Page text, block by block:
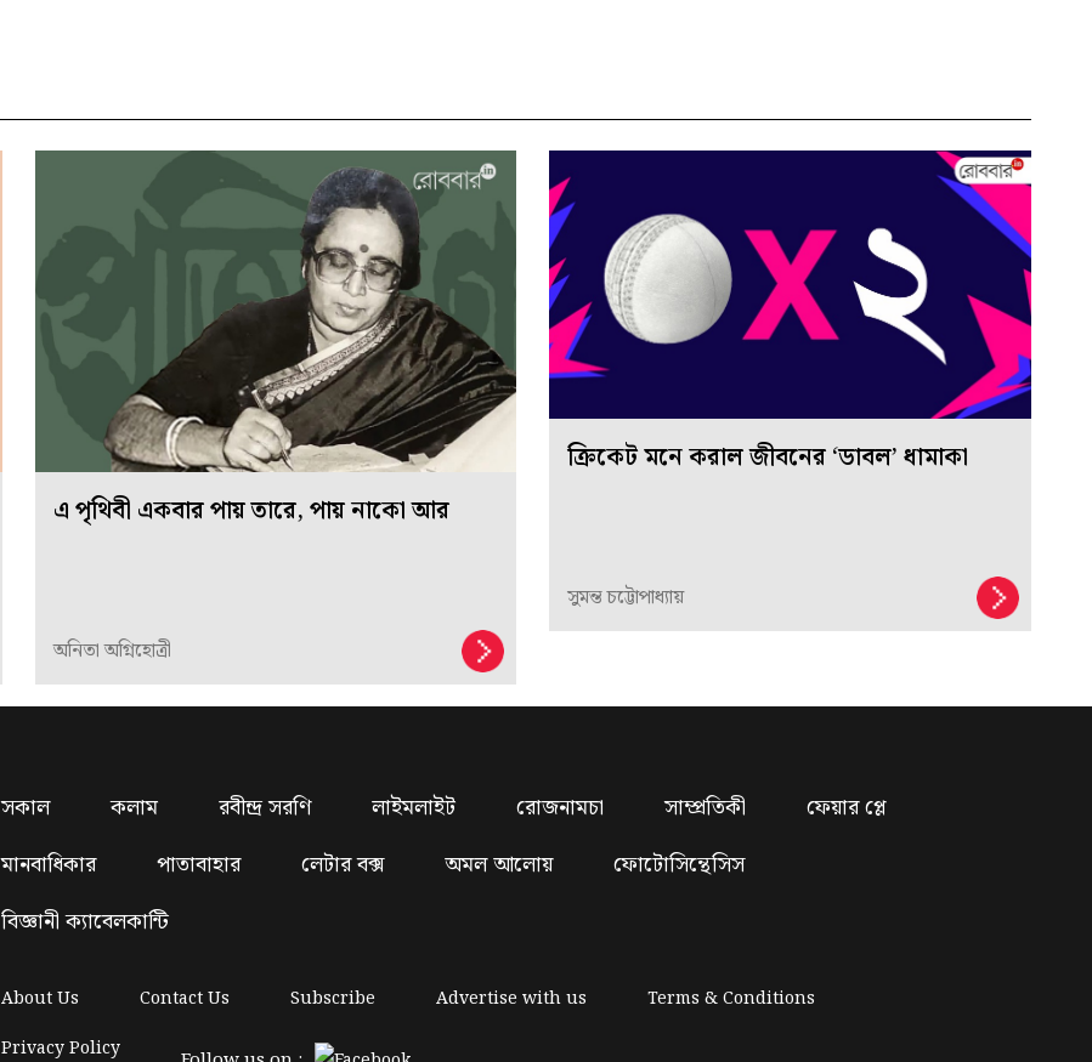
এ পৃথিবী একবার পায় তারে, পায় নাকো আর
অনিতা অগ্নিহোত্রী
ক্রিকেট মনে করাল জীবনের ‘ডাবল’ ধামাকা
সুমন্ত চট্টোপাধ্যায়
সকাল কলাম রবীন্দ্র সরণি লাইমলাইট রোজনামচা সাম্প্রতিকী
ফেয়ার প্লে
মানবাধিকার
পাতাবাহার লেটার বক্স অমল আলোয়
ফোটোসিন্থেসিস
বিজ্ঞানী ক্যাবেলকান্টি
About Us Contact Us Subscribe Advertise with us
Terms & Conditions
Privacy Policy